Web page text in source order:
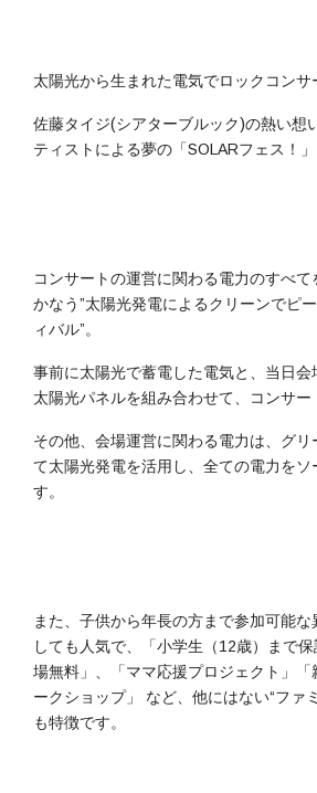
太陽光から生まれた電気でロックコンサ
佐藤タイジ(シアターブルック)の熱い想
ティストによる夢の「SOLARフェス！」
コンサートの運営に関わる電力のすべて
かなう”太陽光発電によるクリーンでピ
ィバル”。
事前に太陽光で蓄電した電気と、当日
太陽光パネルを組み合わせて、コンサー
その他、会場運営に関わる電力は、グリ
て太陽光発電を活用し、全ての電力をソ
す。
また、子供から年長の方まで参加可能な
しても人気で、「小学生（12歳）まで
場無料」、「ママ応援プロジェクト」「
ークショップ」 など、他にはない“ファ
も特徴です。